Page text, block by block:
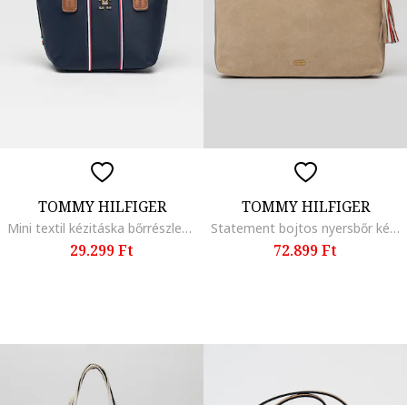
TOMMY HILFIGER
Mini textil kézitáska bőrrészletekkel, Piros/Fehér/Tengerészkék
29.299 Ft
TOMMY HILFIGER
Statement bojtos nyersbőr kézitáska, Tevebarna
72.899 Ft